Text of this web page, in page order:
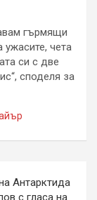
гърмящи
чета
си с две
споделя за
Антарктида